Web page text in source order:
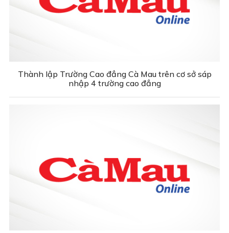
Thành lập Trường Cao đẳng Cà Mau trên cơ sở sáp
nhập 4 trường cao đẳng